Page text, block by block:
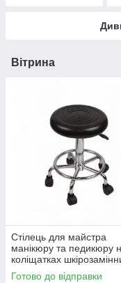
Вітрина
Стілець для майстра
манікюру та педикюру
коліщатках
(чорний) без спинки
Готово до відправки